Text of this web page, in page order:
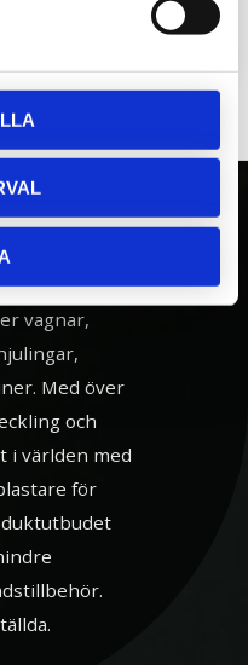
vagnar,
Med över
och
i världen med
för